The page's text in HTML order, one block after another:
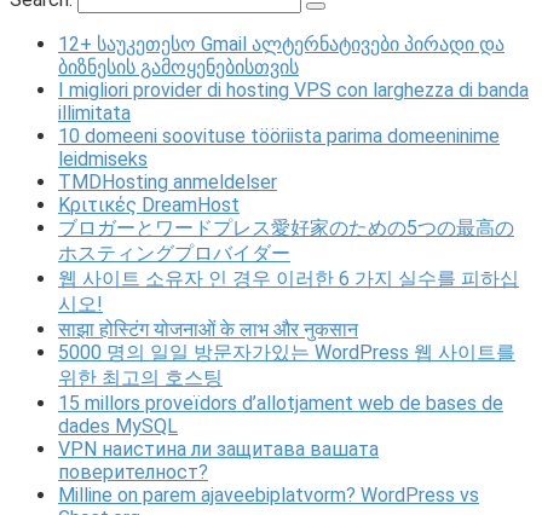
12+ საუკეთესო Gmail ალტერნატივები პირადი და
ბიზნესის გამოყენებისთვის
I migliori provider di hosting VPS con larghezza di banda
illimitata
10 domeeni soovituse tööriista parima domeeninime
leidmiseks
TMDHosting anmeldelser
Κριτικές DreamHost
ブロガーとワードプレス愛好家のための5つの最高の
ホスティングプロバイダー
웹 사이트 소유자 인 경우 이러한 6 가지 실수를 피하십
시오!
साझा होस्टिंग योजनाओं के लाभ और नुकसान
5000 명의 일일 방문자가있는 WordPress 웹 사이트를
위한 최고의 호스팅
15 millors proveïdors d’allotjament web de bases de
dades MySQL
VPN наистина ли защитава вашата
поверителност?
Milline on parem ajaveebiplatvorm? WordPress vs